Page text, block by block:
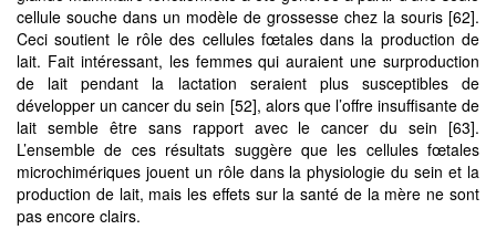
cellule souche dans un modèle de grossesse chez la souris [62].
Ceci soutient le rôle des cellules fœtales dans la production de
lait. Fait intéressant, les femmes qui auraient une surproduction
de lait pendant la lactation seraient plus susceptibles de
développer un cancer du sein [52], alors que l’offre insuffisante de
lait semble être sans rapport avec le cancer du sein [63].
L’ensemble de ces résultats suggère que les cellules fœtales
microchimériques jouent un rôle dans la physiologie du sein et la
production de lait, mais les effets sur la santé de la mère ne sont
pas encore clairs.